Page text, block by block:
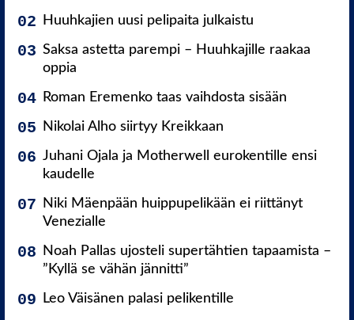
Huuhkajien uusi pelipaita julkaistu
Saksa astetta parempi – Huuhkajille raakaa
oppia
Roman Eremenko taas vaihdosta sisään
Nikolai Alho siirtyy Kreikkaan
Juhani Ojala ja Motherwell eurokentille ensi
kaudelle
Niki Mäenpään huippupelikään ei riittänyt
Venezialle
Noah Pallas ujosteli supertähtien tapaamista –
”Kyllä se vähän jännitti”
Leo Väisänen palasi pelikentille